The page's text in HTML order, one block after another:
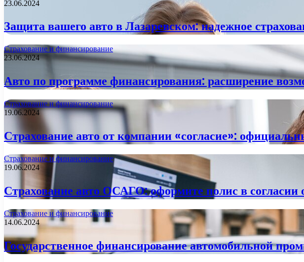
23.06.2024
Защита вашего авто в Лазаревском: надежное
Страхование и финансирование
23.06.2024
Авто по программе финансирования: расширение
Страхование и финансирование
19.06.2024
Страхование авто от компании «согласие»:
Страхование и финансирование
19.06.2024
Страхование авто ОСАГО: оформите полис в согласии
Страхование и финансирование
14.06.2024
Государственное финансирование автомобильной